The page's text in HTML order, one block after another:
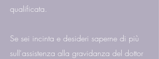
qualificata.
Se sei incinta e desideri saperne di più
sull'assistenza alla gravidanza del dottor